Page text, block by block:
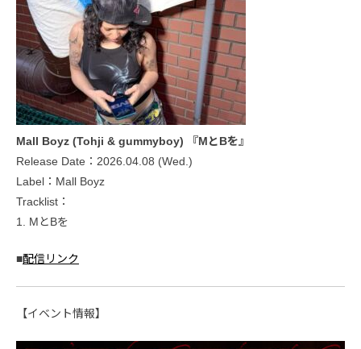
Mall Boyz (Tohji & gummyboy) 『MとBを』
Release Date：2026.04.08 (Wed.)
Label：Mall Boyz
Tracklist：
1. MとBを
■配信リンク
【イベント情報】